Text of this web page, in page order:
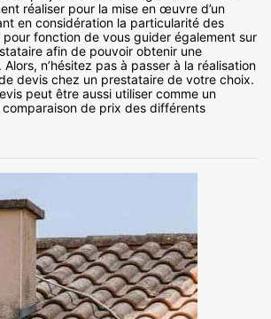
réaliser pour la mise en œuvre d’un
en considération la particularité des
fonction de vous guider également sur
afin de pouvoir obtenir une
n’hésitez pas à passer à la réalisation
devis chez un prestataire de votre choix.
peut être aussi utiliser comme un
de prix des différents